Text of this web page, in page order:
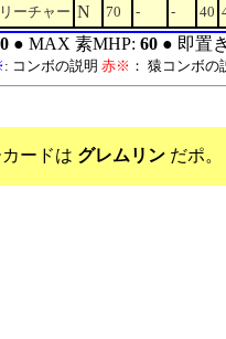
ーチャー N 70 - - 40
● MAX 素MHP: 60 ● 即置
: コンボの説明 赤※ ： 猿コンボ
ードは グレムリン だポ。